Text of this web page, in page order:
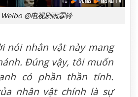
@电视剧雨霖铃
nói nhân vật này mang
Đúng vậy, tôi muốn
có phần thần tính.
nhân vật chính là sự